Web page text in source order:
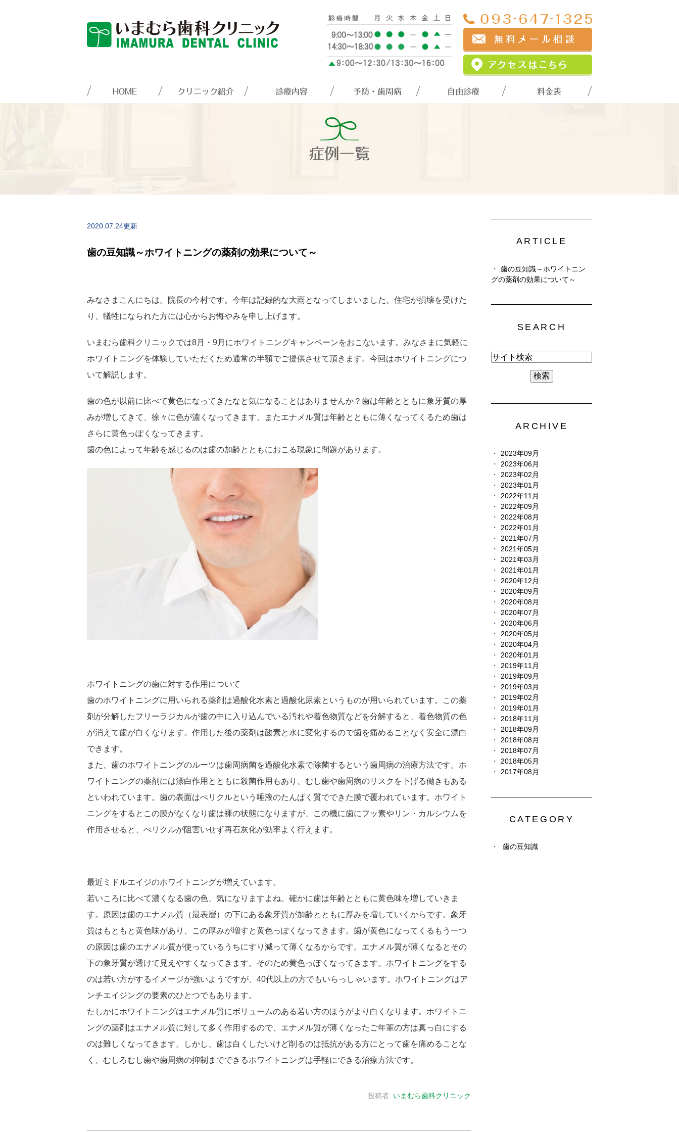
HOME クリニック紹介 診療内容 予防・歯周病 自由診療 料金表
症例一覧
2020.07.24更新
歯の豆知識～ホワイトニングの薬剤の効果について～
みなさまこんにちは。院長の今村です。今年は記録的な大雨となってしまいました。住宅が損壊を受けた
り、犠牲になられた方には心からお悔やみを申し上げます。
いまむら歯科クリニックでは8月・9月にホワイトニングキャンペーンをおこないます。みなさまに気軽に
ホワイトニングを体験していただくため通常の半額でご提供させて頂きます。今回はホワイトニングにつ
いて解説します。
歯の色が以前に比べて黄色になってきたなと気になることはありませんか？歯は年齢とともに象牙質の厚
みが増してきて、徐々に色が濃くなってきます。またエナメル質は年齢とともに薄くなってくるため歯は
さらに黄色っぽくなってきます。
歯の色によって年齢を感じるのは歯の加齢とともにおこる現象に問題があります。
ホワイトニングの歯に対する作用について
歯のホワイトニングに用いられる薬剤は過酸化水素と過酸化尿素というものが用いられています。この薬
剤が分解したフリーラジカルが歯の中に入り込んでいる汚れや着色物質などを分解すると、着色物質の色
が消えて歯が白くなります。作用した後の薬剤は酸素と水に変化するので歯を痛めることなく安全に漂白
できます。
また、歯のホワイトニングのルーツは歯周病菌を過酸化水素で除菌するという歯周病の治療方法です。ホ
ワイトニングの薬剤には漂白作用とともに殺菌作用もあり、むし歯や歯周病のリスクを下げる働きもある
といわれています。歯の表面はぺリクルという唾液のたんぱく質でできた膜で覆われています。ホワイト
ニングをするとこの膜がなくなり歯は裸の状態になりますが、この機に歯にフッ素やリン・カルシウムを
作用させると、ぺリクルが阻害いせず再石灰化が効率よく行えます。
最近ミドルエイジのホワイトニングが増えています。
若いころに比べて濃くなる歯の色、気になりますよね。確かに歯は年齢とともに黄色味を増していきま
す。原因は歯のエナメル質（最表層）の下にある象牙質が加齢とともに厚みを増していくからです。象牙
質はもともと黄色味があり、この厚みが増すと黄色っぽくなってきます。歯が黄色になってくるもう一つ
の原因は歯のエナメル質が使っているうちにすり減って薄くなるからです。エナメル質が薄くなるとその
下の象牙質が透けて見えやすくなってきます。そのため黄色っぽくなってきます。ホワイトニングをする
のは若い方がするイメージが強いようですが、40代以上の方でもいらっしゃいます。ホワイトニングはア
ンチエイジングの要素のひとつでもあります。
たしかにホワイトニングはエナメル質にボリュームのある若い方のほうがより白くなります。ホワイトニ
ングの薬剤はエナメル質に対して多く作用するので、エナメル質が薄くなったご年輩の方は真っ白にする
のは難しくなってきます。しかし、歯は白くしたいけど削るのは抵抗がある方にとって歯を痛めることな
く、むしろむし歯や歯周病の抑制までできるホワイトニングは手軽にできる治療方法です。
投稿者: いまむら歯科クリニック
ARTICLE
歯の豆知識～ホワイトニン
グの薬剤の効果について～
SEARCH
ARCHIVE
2023年09月
2023年06月
2023年02月
2023年01月
2022年11月
2022年09月
2022年08月
2022年01月
2021年07月
2021年05月
2021年03月
2021年01月
2020年12月
2020年09月
2020年08月
2020年07月
2020年06月
2020年05月
2020年04月
2020年01月
2019年11月
2019年09月
2019年03月
2019年02月
2019年01月
2018年11月
2018年09月
2018年08月
2018年07月
2018年05月
2017年08月
CATEGORY
歯の豆知識